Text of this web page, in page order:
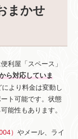
まかせ
利屋「スペース」
ら対応していま
より料金は変動し
ト可能です。状態
能性もあります。
）やメール、ライ